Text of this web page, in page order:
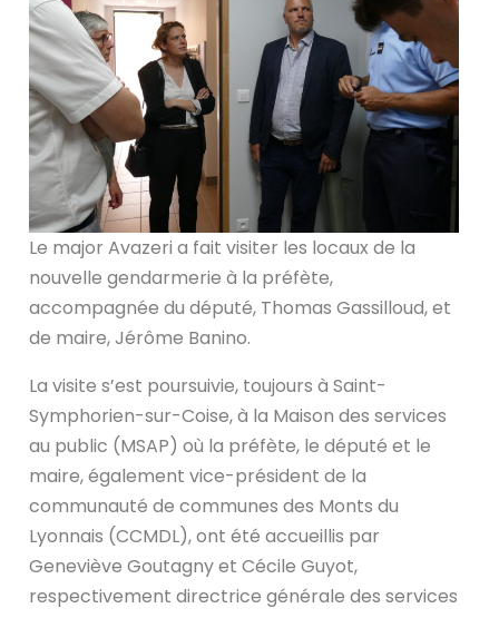
Le major Avazeri a fait visiter les locaux de la
nouvelle gendarmerie à la préfète,
accompagnée du député, Thomas Gassilloud, et
de maire, Jérôme Banino.
La visite s’est poursuivie, toujours à Saint-
Symphorien-sur-Coise, à la Maison des services
au public (MSAP) où la préfète, le député et le
maire, également vice-président de la
communauté de communes des Monts du
Lyonnais (CCMDL), ont été accueillis par
Geneviève Goutagny et Cécile Guyot,
respectivement directrice générale des services